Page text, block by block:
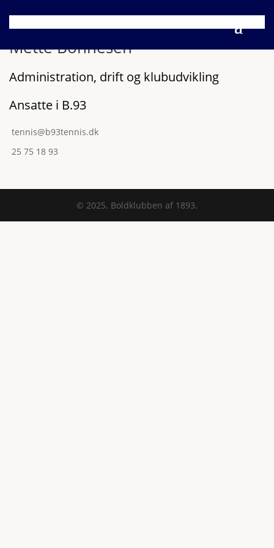
Mette Bonnesen
Administration, drift og klubudvikling
Ansatte i B.93
tennis@b93tennis.dk
25 75 18 93
© 2025. Boldklubben af 1893.